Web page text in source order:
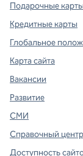
Подарочные
Кредитные карты
Глобальное
Карта сайта
Вакансии
Развитие
СМИ
Справочный центр
Доступность